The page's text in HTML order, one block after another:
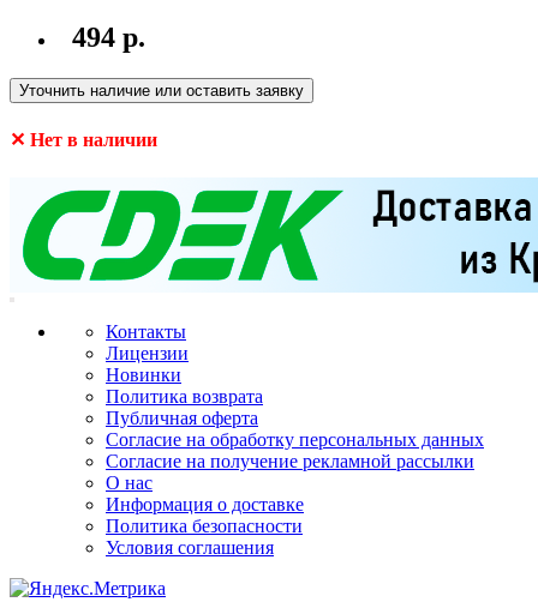
494 р.
Уточнить наличие или оставить заявку
✕ Нет в наличии
Контакты
Лицензии
Новинки
Политика возврата
Публичная оферта
Согласие на обработку персональных данных
Согласие на получение рекламной рассылки
О нас
Информация о доставке
Политика безопасности
Условия соглашения